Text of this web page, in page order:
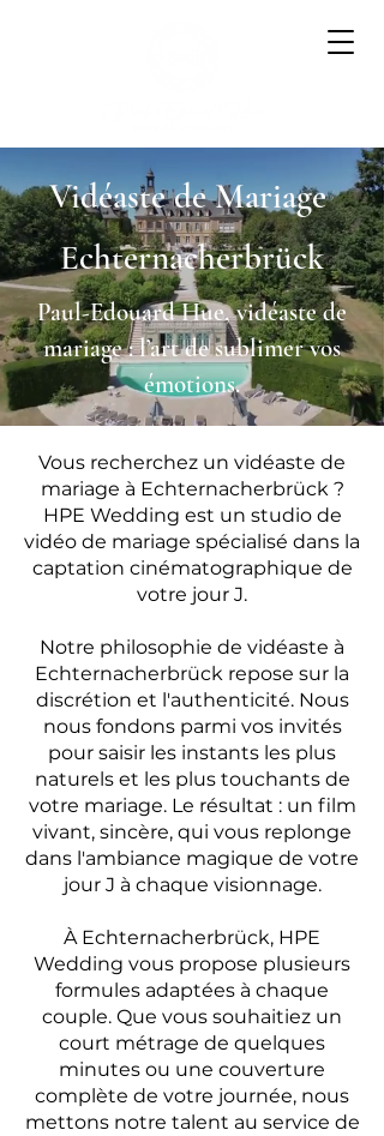
Vidéaste de Mariage
Echternacherbrück
Paul-Edouard Hue, vidéaste de
mariage : l’art de sublimer vos
émotions.
Vous recherchez un vidéaste de
mariage à Echternacherbrück ?
HPE Wedding est un studio de
vidéo de mariage spécialisé dans la
captation cinématographique de
votre jour J.
Notre philosophie de vidéaste à
Echternacherbrück repose sur la
discrétion et l'authenticité. Nous
nous fondons parmi vos invités
pour saisir les instants les plus
naturels et les plus touchants de
votre mariage. Le résultat : un film
vivant, sincère, qui vous replonge
dans l'ambiance magique de votre
jour J à chaque visionnage.
À Echternacherbrück, HPE
Wedding vous propose plusieurs
formules adaptées à chaque
couple. Que vous souhaitiez un
court métrage de quelques
minutes ou une couverture
complète de votre journée, nous
mettons notre talent au service de